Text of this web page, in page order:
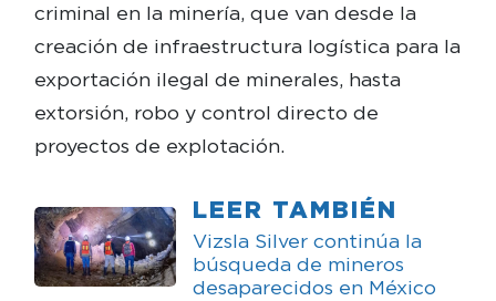
criminal en la minería, que van desde la
creación de infraestructura logística para la
exportación ilegal de minerales, hasta
extorsión, robo y control directo de
proyectos de explotación.
LEER TAMBIÉN
Vizsla Silver continúa la
búsqueda de mineros
desaparecidos en México